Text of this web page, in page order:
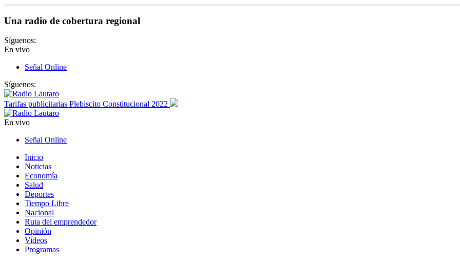
Una radio de cobertura regional
Síguenos:
En vivo
Señal Online
Síguenos:
Tarifas publicitarias Plebiscito Constitucional 2022
En vivo
Señal Online
Inicio
Noticias
Economía
Salud
Deportes
Tiempo Libre
Nacional
Ruta del emprendedor
Opinión
Videos
Programas